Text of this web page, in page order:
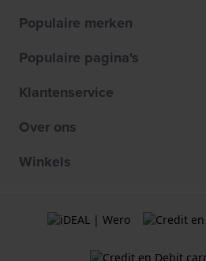
Populaire merken
Populaire pagina's
Klantenservice
Over ons
Winkels